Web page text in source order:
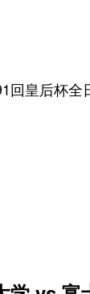
回皇后杯